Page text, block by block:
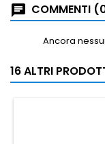
COMMENTI
Ancora
16 ALTRI